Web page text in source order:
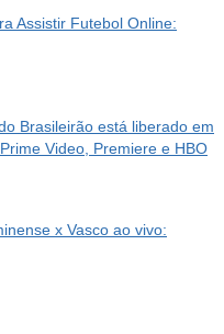
Assistir Futebol Online:
Brasileirão está liberado em
Video, Premiere e HBO
x Vasco ao vivo: